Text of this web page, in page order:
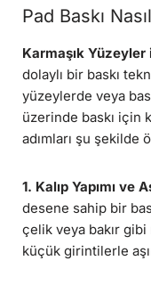
Pad Baskı
Karmaşık Yüzeyler
dolaylı bir baskı
yüzeylerde veya
üzerinde baskı için
adımları şu şekilde
1. Kalıp Yapımı ve
desene sahip bir
çelik veya bakır gibi
küçük girintilerle